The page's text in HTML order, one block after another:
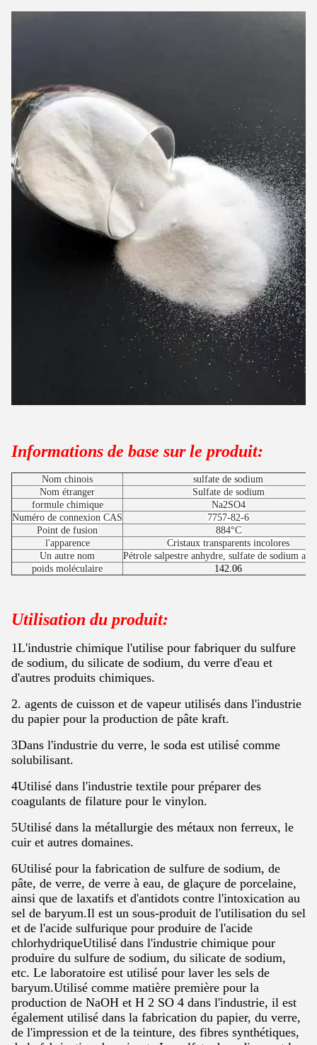
Informations de base sur le produit:
Nom chinois
sulfate de sodium
Nom étranger
Sulfate de sodium
formule chimique
Na2SO4
Numéro de connexion CAS
7757-82-6
Point de fusion
884°C
l'apparence
Cristaux transparents incolores
Un autre nom
Pétrole salpestre anhydre, sulfate de sodium
poids moléculaire
142.06
Utilisation du produit:
1L'industrie chimique l'utilise pour fabriquer du sulfure
de sodium, du silicate de sodium, du verre d'eau et
d'autres produits chimiques.
2. agents de cuisson et de vapeur utilisés dans l'industrie
du papier pour la production de pâte kraft.
3Dans l'industrie du verre, le soda est utilisé comme
solubilisant.
4Utilisé dans l'industrie textile pour préparer des
coagulants de filature pour le vinylon.
5Utilisé dans la métallurgie des métaux non ferreux, le
cuir et autres domaines.
6Utilisé pour la fabrication de sulfure de sodium, de
pâte, de verre, de verre à eau, de glaçure de porcelaine,
ainsi que de laxatifs et d'antidots contre l'intoxication au
sel de baryum.Il est un sous-produit de l'utilisation du sel
et de l'acide sulfurique pour produire de l'acide
chlorhydriqueUtilisé dans l'industrie chimique pour
produire du sulfure de sodium, du silicate de sodium,
etc. Le laboratoire est utilisé pour laver les sels de
baryum.Utilisé comme matière première pour la
production de NaOH et H 2 SO 4 dans l'industrie, il est
également utilisé dans la fabrication du papier, du verre,
de l'impression et de la teinture, des fibres synthétiques,